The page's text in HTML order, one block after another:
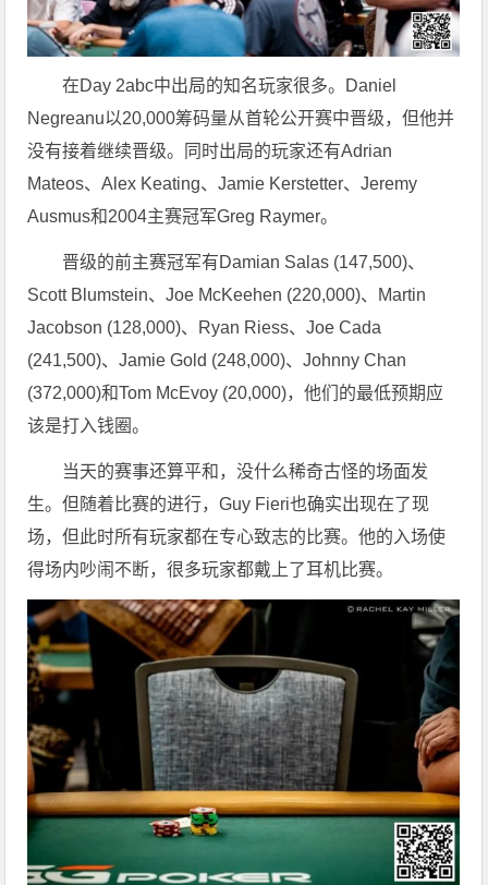
在Day 2abc中出局的知名玩家很多。Daniel
Negreanu以20,000筹码量从首轮公开赛中晋级，但他并
没有接着继续晋级。同时出局的玩家还有Adrian
Mateos、Alex Keating、Jamie Kerstetter、Jeremy
Ausmus和2004主赛冠军Greg Raymer。
晋级的前主赛冠军有Damian Salas (147,500)、
Scott Blumstein、Joe McKeehen (220,000)、Martin
Jacobson (128,000)、Ryan Riess、Joe Cada
(241,500)、Jamie Gold (248,000)、Johnny Chan
(372,000)和Tom McEvoy (20,000)，他们的最低预期应
该是打入钱圈。
当天的赛事还算平和，没什么稀奇古怪的场面发
生。但随着比赛的进行，Guy Fieri也确实出现在了现
场，但此时所有玩家都在专心致志的比赛。他的入场使
得场内吵闹不断，很多玩家都戴上了耳机比赛。